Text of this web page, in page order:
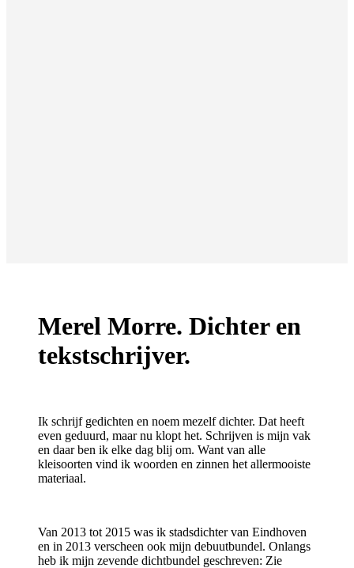
Merel Morre. Dichter en
tekstschrijver.
Ik schrijf gedichten en noem mezelf dichter. Dat heeft
even geduurd, maar nu klopt het. Schrijven is mijn vak
en daar ben ik elke dag blij om. Want van alle
kleisoorten vind ik woorden en zinnen het allermooiste
materiaal.
Van 2013 tot 2015 was ik stadsdichter van Eindhoven
en in 2013 verscheen ook mijn debuutbundel. Onlangs
heb ik mijn zevende dichtbundel geschreven: Zie